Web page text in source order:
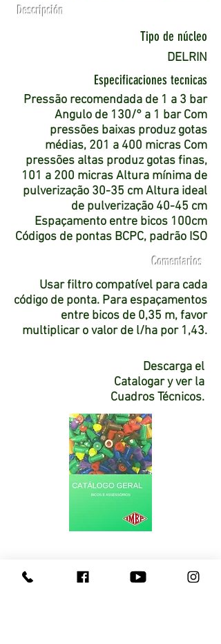
Descripción
Tipo de núcleo
DELRIN
Especificaciones tecnicas
Pressão recomendada de 1 a 3 bar
Angulo de 130/° a 1 bar Com
pressões baixas produz gotas
médias, 201 a 400 micras Com
pressões altas produz gotas finas,
101 a 200 micras Altura mínima de
pulverização 30-35 cm Altura ideal
de pulverização 40-45 cm
Espaçamento entre bicos 100cm
Códigos de pontas BCPC, padrão ISO
Comentarios
Usar filtro compatível para cada
código de ponta. Para espaçamentos
entre bicos de 0,35 m, favor
multiplicar o valor de l/ha por 1,43.
Descarga el
Catalogar y ver la
Cuadros Técnicos.
Consulte a un Representante